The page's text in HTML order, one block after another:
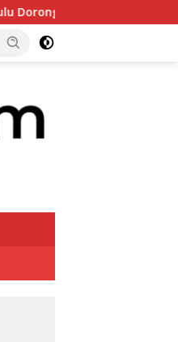
Dukungan Offtaker untuk